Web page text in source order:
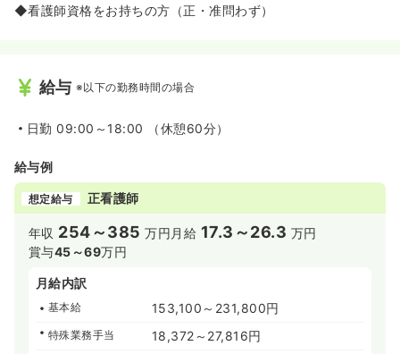
◆看護師資格をお持ちの方（正・准問わず）
給与 ※以下の勤務時間の場合
日勤 09:00～18:00 （休憩60分）
給与例
想定給与 正看護師
年収 254～385 万円 月給 17.3～26.3 万円
賞与45～69万円
月給内訳
基本給 153,100～231,800円
特殊業務手当 18,372～27,816円